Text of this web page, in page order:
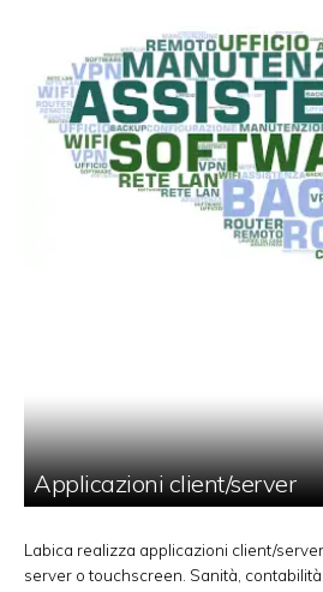
Applicazioni client/server
Labica realizza applicazioni client/
server o touchscreen. Sanità,